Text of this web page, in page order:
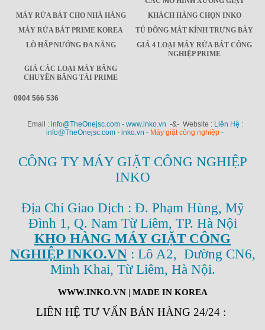
MÁY RỬA BÁT CHO NHÀ HÀNG
KHÁCH HÀNG CHỌN INKO
MÁY RỬA BÁT PRIME KOREA
TỦ ĐÔNG MÁT KÍNH TRƯNG BÀY
LÒ HẤP NƯỚNG ĐA NĂNG
GIÁ 4 LOẠI MÁY RỬA BÁT CÔNG
NGHIỆP PRIME
GIÁ CÁC LOẠI MÁY BĂNG
CHUYỀN BĂNG TẢI PRIME
0904 566 536
Email : info@TheOnejsc.com - www.inko.vn -&- Website : Liên Hệ :
info@TheOnejsc.com - inko.vn - Máy giặt công nghiệp -
CÔNG TY MÁY GIẶT CÔNG NGHIỆP
INKO
Địa Chỉ Giao Dịch : Đ. Phạm Hùng, Mỹ
Đình 1, Q. Nam Từ Liêm, TP. Hà Nội
KHO HÀNG MÁY GIẶT CÔNG
NGHIỆP INKO.VN: Lô A2, Đường CN6,
Minh Khai, Từ Liêm, Hà Nội.
WWW.INKO.VN| MADE IN KOREA
LIÊN HỆ TƯ VẤN BÁN HÀNG 24/24 :